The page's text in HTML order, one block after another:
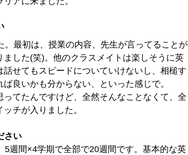
最初は、授業の内容、先生が言ってることが
した(笑)。他のクラスメイトは楽しそうに英
せてもスピードについていけないし、相槌す
良いかも分からない、といった感じで。
てたんですけど、全然そんなことなくて、全
チが入りました。
さい
週間×4学期で全部で20週間です。基本的な英